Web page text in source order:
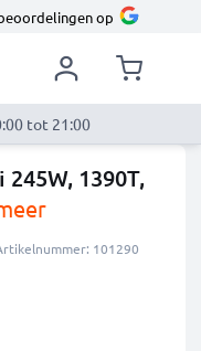
op
tot 21:00
1390T,
101290